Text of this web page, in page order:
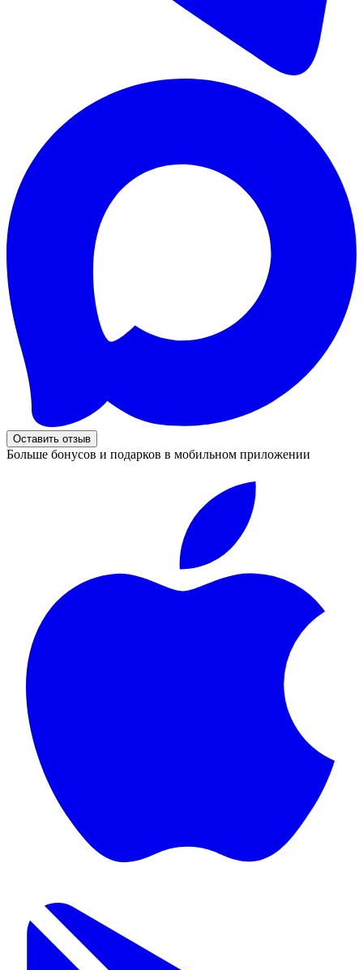
Оставить отзыв
Больше бонусов и подарков в мобильном приложении